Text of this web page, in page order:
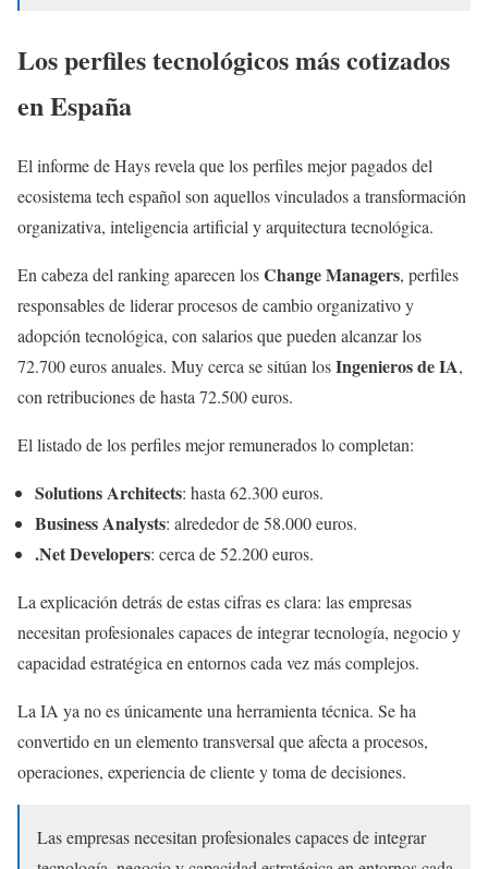
Los perfiles tecnológicos más cotizados
en España
El informe de Hays revela que los perfiles mejor pagados del
ecosistema tech español son aquellos vinculados a transformación
organizativa, inteligencia artificial y arquitectura tecnológica.
En cabeza del ranking aparecen losChange Managers, perfiles
responsables de liderar procesos de cambio organizativo y
adopción tecnológica, con salarios que pueden alcanzar los
72.700 euros anuales. Muy cerca se sitúan losIngenieros de IA,
con retribuciones de hasta 72.500 euros.
El listado de los perfiles mejor remunerados lo completan:
Solutions Architects: hasta 62.300 euros.
Business Analysts: alrededor de 58.000 euros.
.Net Developers: cerca de 52.200 euros.
La explicación detrás de estas cifras es clara: las empresas
necesitan profesionales capaces de integrar tecnología, negocio y
capacidad estratégica en entornos cada vez más complejos.
La IA ya no es únicamente una herramienta técnica. Se ha
convertido en un elemento transversal que afecta a procesos,
operaciones, experiencia de cliente y toma de decisiones.
Las empresas necesitan profesionales capaces de integrar